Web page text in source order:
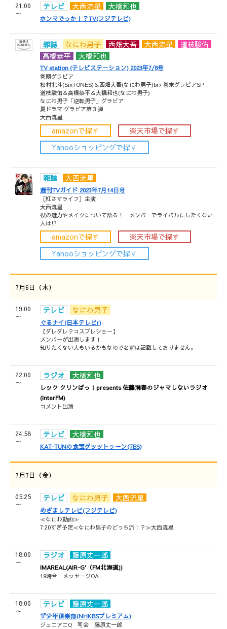
21:00
～
テレビ 大西流星 大橋和也
ホンマでっか！？TV(フジテレビ)
雑誌 なにわ男子 西畑大吾 大西流星
道枝駿佑
高橋恭平
大橋和也
TV station (テレビステーション) 2023年7/8号
巻頭グラビア
松村北斗(SixTONES)＆西畑大吾(なにわ男子)br> 巻末グラビアSP
道枝駿佑＆高橋恭平＆大橋和也(なにわ男子)
なにわ男子「逆転男子」グラビア
夏ドラマ グラビア第３弾
大西流星
amazonで探す
楽天市場で探す
Yahooショッピングで探す
雑誌 大西流星
週刊TVガイド 2023年7月14日号
［紅さすライフ］主演
大西流星
役の魅力やメイクについて語る！ メンバーでライバルにしたくない
人は!?
amazonで探す
楽天市場で探す
Yahooショッピングで探す
7月6日（木）
19:00
～
テレビ なにわ男子
ぐるナイ(日本テレビr)
【ダレダレ？コスプレショー】
メンバーが出演します！
知りたくない人もいるかもなので名前は記載しておりません。
22:00
～
ラジオ 大橋和也
レック クリンぱっ！presents 佐藤満春のジャマしないラジオ
(InterFM)
コメント出演
24:58
～
テレビ 大橋和也
KAT-TUNの食宝ゲッットゥーン(TBS)
7月7日（金）
05:25
～
テレビ なにわ男子 大西流星
めざましテレビ(フジテレビ)
≪なにわ動画≫
7:20すぎ予定≪なにわ男子のどっち派！？≫大西流星
18:00
～
ラジオ 藤原丈一郎
IMAREAL(AIR-G'（FM北海道))
19時台 メッセージOA
18:00
～
テレビ 藤原丈一郎
ザ少年倶楽部(NHKBSプレミアム)
ジュニアニQ 司会 藤原丈一郎